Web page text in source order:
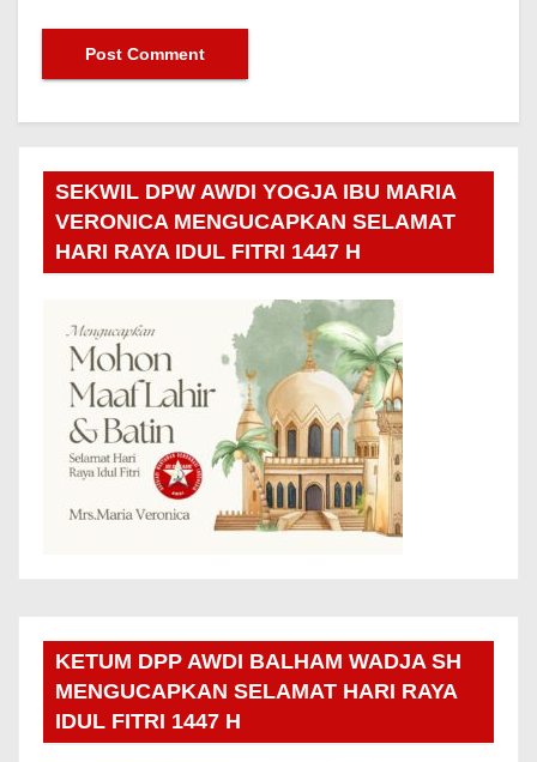
SEKWIL DPW AWDI YOGJA IBU MARIA
VERONICA MENGUCAPKAN SELAMAT
HARI RAYA IDUL FITRI 1447 H
KETUM DPP AWDI BALHAM WADJA SH
MENGUCAPKAN SELAMAT HARI RAYA
IDUL FITRI 1447 H